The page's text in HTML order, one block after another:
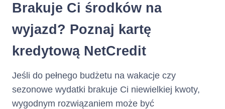
Brakuje Ci środków na
wyjazd? Poznaj kartę
kredytową NetCredit
Jeśli do pełnego budżetu na wakacje czy
sezonowe wydatki brakuje Ci niewielkiej kwoty,
wygodnym rozwiązaniem może być